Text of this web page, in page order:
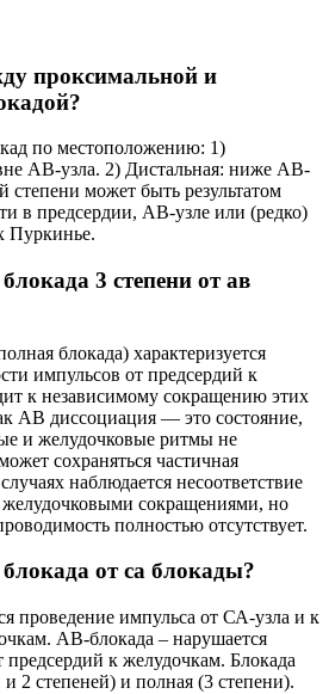
проксимальной и
по местоположению: 1)
АВ-узла. 2) Дистальная: ниже АВ-
степени может быть результатом
в предсердии, АВ-узле или (редко)
Пуркинье.
3 степени от ав
блокада) характеризуется
импульсов от предсердий к
к независимому сокращению этих
АВ диссоциация — это состояние,
и желудочковые ритмы не
сохраняться частичная
наблюдается несоответствие
сокращениями, но
полностью отсутствует.
от са блокады?
проведение импульса от СА-узла и к
АВ-блокада – нарушается
предсердий к желудочкам. Блокада
2 степеней) и полная (3 степени).